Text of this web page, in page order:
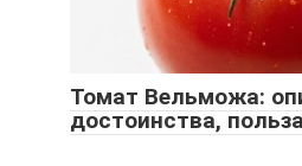
Томат Вельможа:
достоинства,